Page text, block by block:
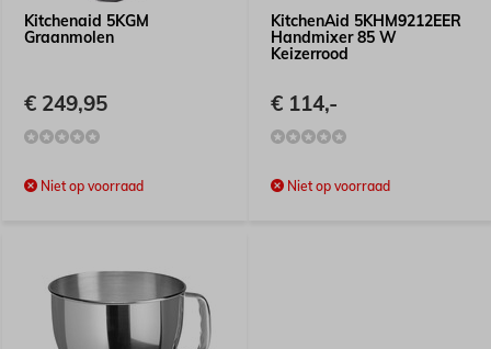
Kitchenaid 5KGM
Graanmolen
€ 249,95
Niet op voorraad
KitchenAid 5KHM9212EER
Handmixer 85 W
Keizerrood
€ 114,-
Niet op voorraad